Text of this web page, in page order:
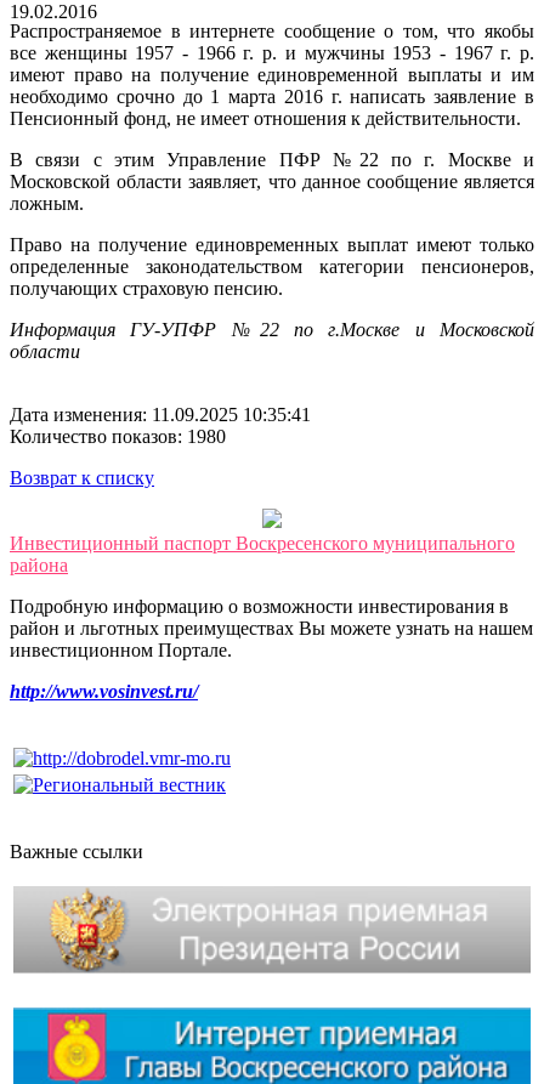
19.02.2016
Распространяемое в интернете сообщение о том, что якобы
все женщины 1957 - 1966 г. р. и мужчины 1953 - 1967 г. р.
имеют право на получение единовременной выплаты и им
необходимо срочно до 1 марта 2016 г. написать заявление в
Пенсионный фонд, не имеет отношения к действительности.
В связи с этим Управление ПФР №22 по г. Москве и
Московской области заявляет, что данное сообщение является
ложным.
Право на получение единовременных выплат имеют только
определенные законодательством категории пенсионеров,
получающих страховую пенсию.
Информация ГУ-УПФР №22 по г.Москве и Московской
области
Дата изменения: 11.09.2025 10:35:41
Количество показов: 1980
Возврат к списку
Инвестиционный паспорт Воскресенского муниципального
района
Подробную информацию о возможности инвестирования в
район и льготных преимуществах Вы можете узнать на нашем
инвестиционном Портале.
http://www.vosinvest.ru/
Важные ссылки